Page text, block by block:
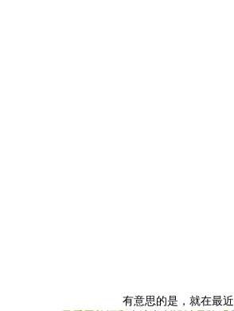
有意思的是，就在最近